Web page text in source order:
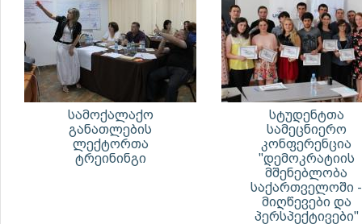
სამოქალაქო
განათლების
ლექტორთა
ტრეინინგი
სტუდენტთა
სამეცნიერო
კონფერენცია
"დემოკრატიის
მშენებლობა
საქართველოში -
მიღწევები და
პერსპექტივები"